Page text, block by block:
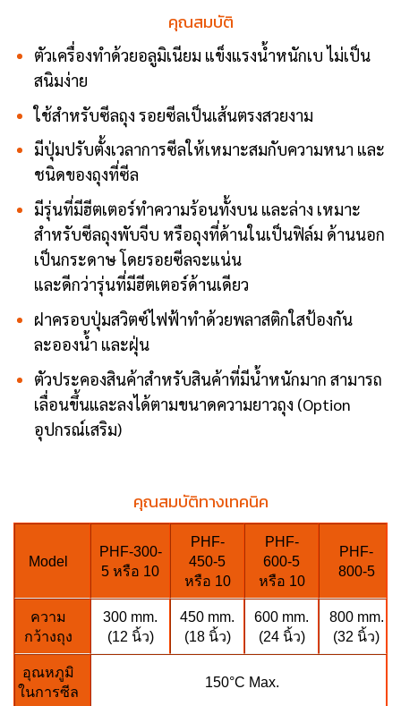
คุณสมบัติ
ตัวเครื่องทำด้วยอลูมิเนียม แข็งแรงน้ำหนักเบ ไม่เป็น
สนิมง่าย
ใช้สำหรับซีลถุง รอยซีลเป็นเส้นตรงสวยงาม
มีปุ่มปรับตั้งเวลาการซีลให้เหมาะสมกับความหนา และ
ชนิดของถุงที่ซีล
มีรุ่นที่มีฮีตเตอร์ทำความร้อนทั้งบน และล่าง เหมาะ
สำหรับซีลถุงพับจีบ หรือถุงที่ด้านในเป็นฟิล์ม ด้านนอก
เป็นกระดาษ โดยรอยซีลจะแน่น
และดีกว่ารุ่นที่มีฮีตเตอร์ด้านเดียว
ฝาครอบปุ่มสวิตซ์ไฟฟ้าทำด้วยพลาสติกใสป้องกัน
ละอองน้ำ และฝุ่น
ตัวประคองสินค้าสำหรับสินค้าที่มีน้ำหนักมาก สามารถ
เลื่อนขึ้นและลงได้ตามขนาดความยาวถุง (Option
อุปกรณ์เสริม)
คุณสมบัติทางเทคนิค
Model
PHF-300-
5 หรือ 10
PHF-
450-5
หรือ 10
PHF-
600-5
หรือ 10
PHF-
800-5
ความ
กว้างถุง
300 mm.
(12 นิ้ว)
450 mm.
(18 นิ้ว)
600 mm.
(24 นิ้ว)
800 mm.
(32 นิ้ว)
อุณหภูมิ
ในการซีล
150°C Max.